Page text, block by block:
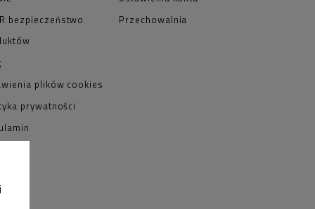
bezpieczeństwo
plików cookies
prywatności
Przechowalnia